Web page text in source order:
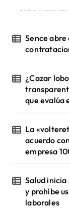
¡Ultimas
Sence abre
¿Cazar
que evalúa
La
acuerdo
empresa
Salud
y prohíbe
laborales